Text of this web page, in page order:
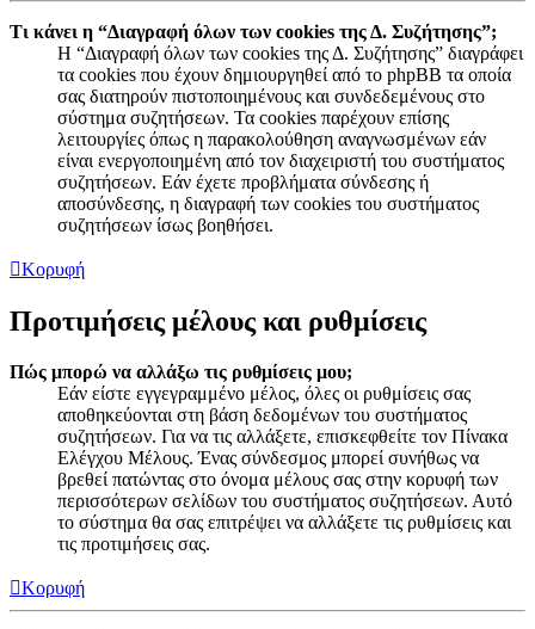
Τι κάνει η “Διαγραφή όλων των cookies της Δ. Συζήτησης”;
Η “Διαγραφή όλων των cookies της Δ. Συζήτησης” διαγράφει
τα cookies που έχουν δημιουργηθεί από το phpBB τα οποία
σας διατηρούν πιστοποιημένους και συνδεδεμένους στο
σύστημα συζητήσεων. Τα cookies παρέχουν επίσης
λειτουργίες όπως η παρακολούθηση αναγνωσμένων εάν
είναι ενεργοποιημένη από τον διαχειριστή του συστήματος
συζητήσεων. Εάν έχετε προβλήματα σύνδεσης ή
αποσύνδεσης, η διαγραφή των cookies του συστήματος
συζητήσεων ίσως βοηθήσει.
Κορυφή
Προτιμήσεις μέλους και ρυθμίσεις
Πώς μπορώ να αλλάξω τις ρυθμίσεις μου;
Εάν είστε εγγεγραμμένο μέλος, όλες οι ρυθμίσεις σας
αποθηκεύονται στη βάση δεδομένων του συστήματος
συζητήσεων. Για να τις αλλάξετε, επισκεφθείτε τον Πίνακα
Ελέγχου Μέλους. Ένας σύνδεσμος μπορεί συνήθως να
βρεθεί πατώντας στο όνομα μέλους σας στην κορυφή των
περισσότερων σελίδων του συστήματος συζητήσεων. Αυτό
το σύστημα θα σας επιτρέψει να αλλάξετε τις ρυθμίσεις και
τις προτιμήσεις σας.
Κορυφή